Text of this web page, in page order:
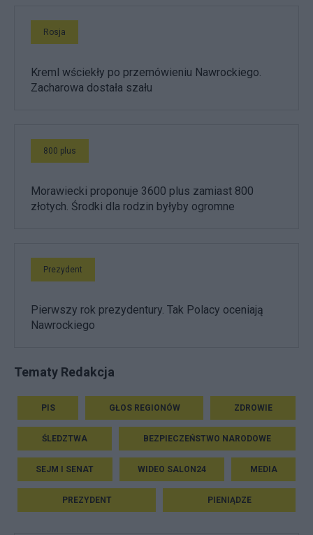
Rosja
Kreml wściekły po przemówieniu Nawrockiego.
Zacharowa dostała szału
800 plus
Morawiecki proponuje 3600 plus zamiast 800
złotych. Środki dla rodzin byłyby ogromne
Prezydent
Pierwszy rok prezydentury. Tak Polacy oceniają
Nawrockiego
Tematy Redakcja
PIS GŁOS REGIONÓW ZDROWIE
ŚLEDZTWA BEZPIECZEŃSTWO NARODOWE
SEJM I SENAT WIDEO SALON24 MEDIA
PREZYDENT PIENIĄDZE